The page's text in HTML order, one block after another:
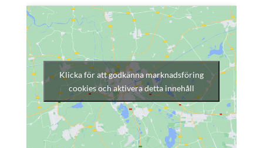
Klicka för att godkänna marknadsföring
cookies och aktivera detta innehåll